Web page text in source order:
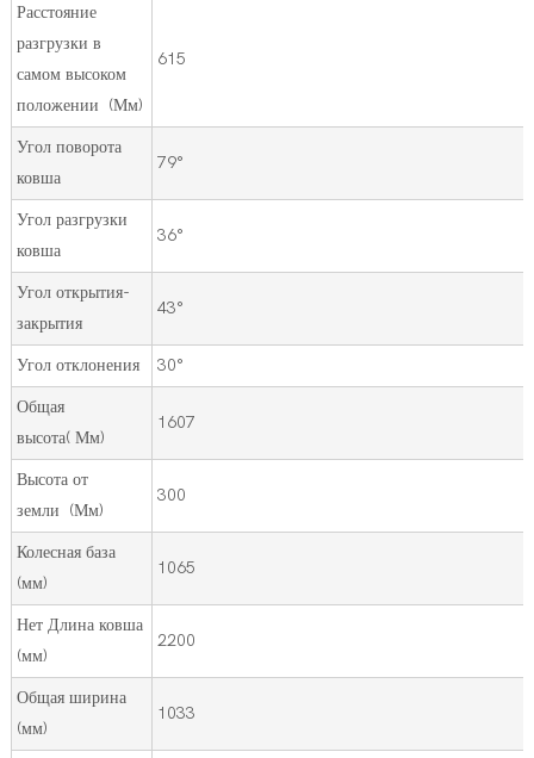
Расстояние
разгрузки в
самом высоком
положении (Мм)
615
Угол поворота
ковша
79°
Угол разгрузки
ковша
36°
Угол открытия-
закрытия
43°
Угол отклонения 30°
Общая
высота( Мм)
1607
Высота от
земли (Мм)
300
Колесная база
(мм)
1065
Нет Длина ковша
(мм)
2200
Общая ширина
(мм)
1033